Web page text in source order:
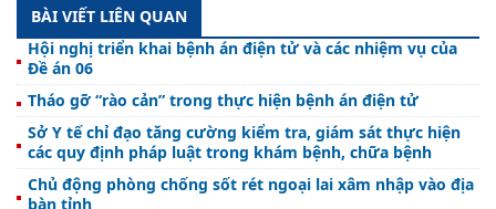
BÀI VIẾT LIÊN QUAN
Hội nghị triển khai bệnh án điện tử và các nhiệm vụ của
Đề án 06
Tháo gỡ “rào cản” trong thực hiện bệnh án điện tử
Sở Y tế chỉ đạo tăng cường kiểm tra, giám sát thực hiện
các quy định pháp luật trong khám bệnh, chữa bệnh
Chủ động phòng chống sốt rét ngoại lai xâm nhập vào địa
bàn tỉnh